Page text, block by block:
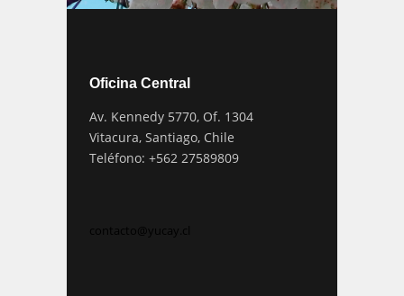
Oficina Central
Av. Kennedy 5770, Of. 1304
Vitacura, Santiago, Chile
Teléfono: +562 27589809
contacto@yucay.cl